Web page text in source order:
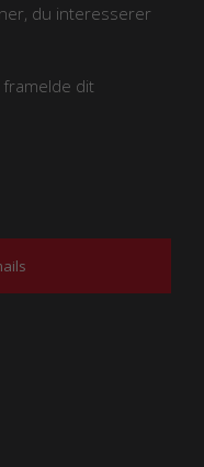
du interesserer
dit